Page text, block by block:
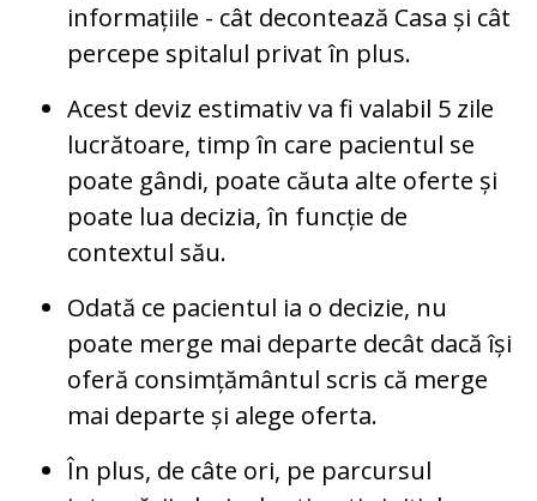
informațiile - cât decontează Casa și cât
percepe spitalul privat în plus.
Acest deviz estimativ va fi valabil 5 zile
lucrătoare, timp în care pacientul se
poate gândi, poate căuta alte oferte și
poate lua decizia, în funcție de
contextul său.
Odată ce pacientul ia o decizie, nu
poate merge mai departe decât dacă își
oferă consimțământul scris că merge
mai departe și alege oferta.
În plus, de câte ori, pe parcursul